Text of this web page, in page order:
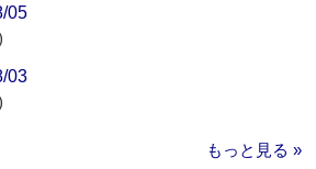
05
03
もっと見る »